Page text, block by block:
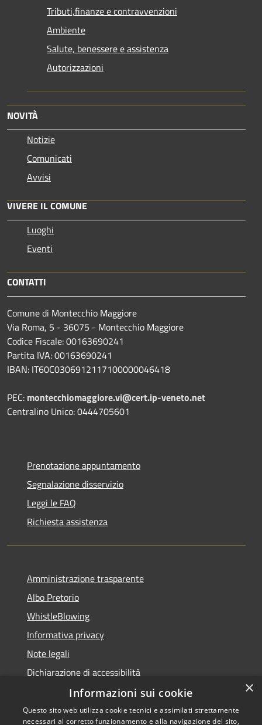
Tributi,finanze e contravvenzioni
Ambiente
Salute, benessere e assistenza
Autorizzazioni
NOVITÀ
Notizie
Comunicati
Avvisi
VIVERE IL COMUNE
Luoghi
Eventi
CONTATTI
Comune di Montecchio Maggiore
Via Roma, 5 - 36075 - Montecchio Maggiore
Codice Fiscale: 00163690241
Partita IVA: 00163690241
IBAN: IT60C0306912117100000046418
PEC: montecchiomaggiore.vi@cert.ip-veneto.net
Centralino Unico: 0444705601
Prenotazione appuntamento
Segnalazione disservizio
Leggi le FAQ
Richiesta assistenza
Amministrazione trasparente
Albo Pretorio
WhistleBlowing
Informativa privacy
Note legali
Dichiarazione di accessibilità
×
Informazioni sui cookie
Questo sito web utilizza cookie tecnici e assimilati strettamente
necessari al corretto funzionamento e alla navigazione del sito,